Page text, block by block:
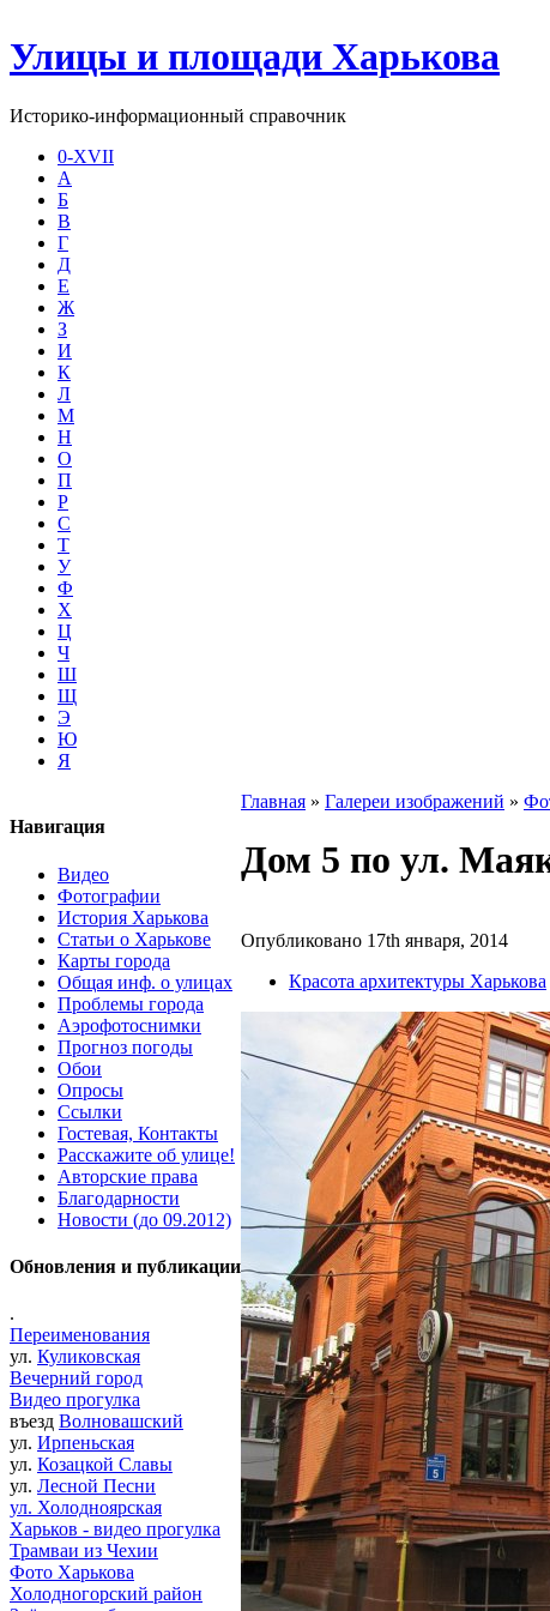
Улицы и площади Харькова
Историко-информационный справочник
0-XVII
А
Б
В
Г
Д
Е
Ж
З
И
К
Л
М
Н
О
П
Р
С
Т
У
Ф
Х
Ц
Ч
Ш
Щ
Э
Ю
Я
Навигация
Видео
Фотографии
История Харькова
Статьи о Харькове
Карты города
Общая инф. о улицах
Проблемы города
Аэрофотоснимки
Прогноз погоды
Обои
Опросы
Ссылки
Гостевая, Контакты
Расскажите об улице!
Авторские права
Благодарности
Новости (до 09.2012)
Обновления и публикации
.
Переименования
ул. Куликовская
Вечерний город
Видео прогулка
въезд Волновашский
ул. Ирпеньская
ул. Козацкой Славы
ул. Лесной Песни
ул. Холодноярская
Харьков - видео прогулка
Трамваи из Чехии
Фото Харькова
Холодногорский район
Главная » Галереи изображений »
Дом 5 по ул.
Опубликовано 17th января, 2014
Красота архитектуры Харькова